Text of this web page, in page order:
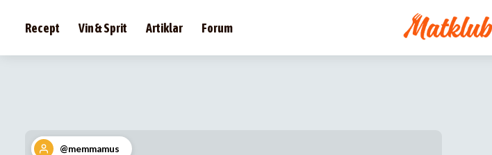
Recept Vin & Sprit Artiklar Forum
@memmamus